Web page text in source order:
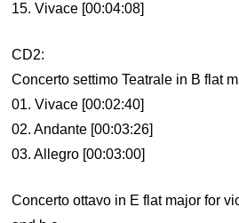
15. Vivace [00:04:08]
CD2:
Concerto settimo Teatrale in B flat
01. Vivace [00:02:40]
02. Andante [00:03:26]
03. Allegro [00:03:00]
Concerto ottavo in E flat major for